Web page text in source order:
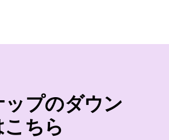
ップのダウン
ちら